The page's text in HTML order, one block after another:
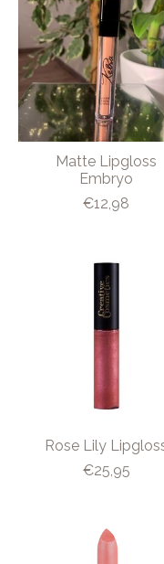
Matte Lipgloss
Embryo
€12,98
Rose Lily
€25,95